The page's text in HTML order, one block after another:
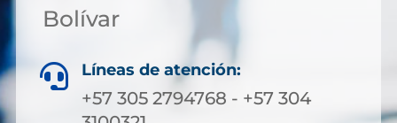
Bolívar
 Líneas de atención:
+57 305 2794768 - +57 304